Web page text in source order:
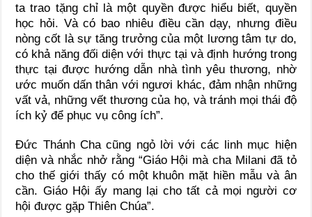
ta trao tặng chỉ là một quyền được hiểu biết, quyền
học hỏi. Và có bao nhiêu điều cần dạy, nhưng điều
nòng cốt là sự tăng trưởng của một lương tâm tự do,
có khả năng đối diện với thực tại và định hướng trong
thực tại được hướng dẫn nhà tình yêu thương, nhờ
ước muốn dấn thân với ngươi khác, đảm nhận những
vất vả, những vết thương của họ, và tránh mọi thái độ
ích kỷ để phục vụ công ích”.
Đức Thánh Cha cũng ngỏ lời với các linh mục hiện
diện và nhắc nhở rằng “Giáo Hội mà cha Milani đã tỏ
cho thế giới thấy có một khuôn mặt hiền mẫu và ân
cần. Giáo Hội ấy mang lại cho tất cả mọi người cơ
hội được gặp Thiên Chúa”.